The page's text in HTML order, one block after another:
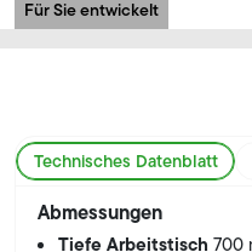
Für Sie entwickelt
Technisches Datenblatt
Abmessungen
Tiefe Arbeitstisch700